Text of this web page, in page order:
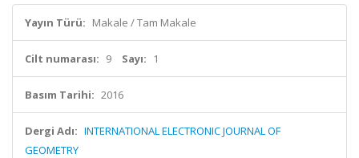
Yayın Türü: Makale / Tam Makale
Cilt numarası: 9 Sayı: 1
Basım Tarihi: 2016
Dergi Adı: INTERNATIONAL ELECTRONIC JOURNAL OF
GEOMETRY